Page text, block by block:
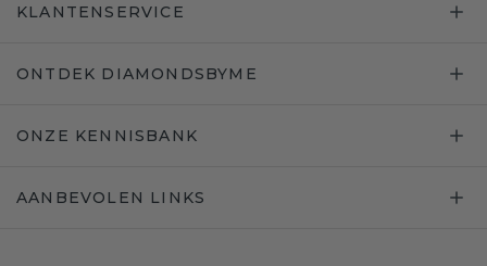
KLANTENSERVICE
ONTDEK DIAMONDSBYME
ONZE KENNISBANK
AANBEVOLEN LINKS